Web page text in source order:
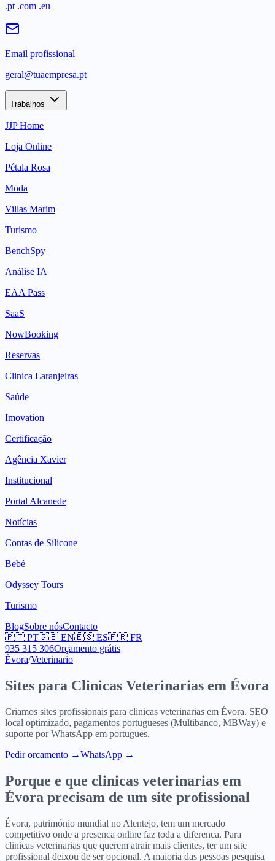
.pt .com .eu
Email profissional
geral@tuaempresa.pt
Trabalhos
JJP Home
Loja Online
Pétala Rosa
Moda
Villas Marim
Turismo
BenchSpy
Análise IA
EAA Pass
SaaS
NowBooking
Reservas
Clinica Laranjeiras
Saúde
Imovation
Certificação
Agência Xavier
Institucional
Portal Alcanede
Notícias
Contas de Silicone
Bebé
Odyssey Tours
Turismo
BlogSobre nósContacto
🇵🇹 PT🇬🇧 EN🇪🇸 ES🇫🇷 FR
935 315 306Orçamento grátis
Évora/Veterinario
Sites para Clinicas Veterinarias em Évora
Criamos sites profissionais para clinicas veterinarias em Évora. SEO
local optimizado, pagamentos portugueses (Multibanco, MBWay) e
suporte por WhatsApp em portugues.
Pedir orcamento →WhatsApp →
Porque e que clinicas veterinarias em
Évora precisam de um site profissional
Évora, património mundial no Alentejo, tem um mercado
competitivo onde a presenca online faz toda a diferenca. Para
clinicas veterinarias que querem atrair mais clientes, ter um site
profissional deixou de ser opcional. A maioria das pessoas pesquisa